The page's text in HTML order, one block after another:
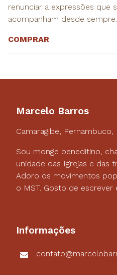
renunciar a expressões que
acompanham desde
COMPRAR
Marcelo Barros
Camaragibe, Pernambuco,
Sou monge beneditino,
unidade das Igrejas e das
Adoro os movimentos
o MST. Gosto de escrever
Informações